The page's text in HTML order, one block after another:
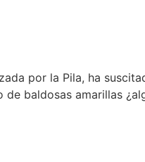
por la Pila, ha
baldosas amarillas